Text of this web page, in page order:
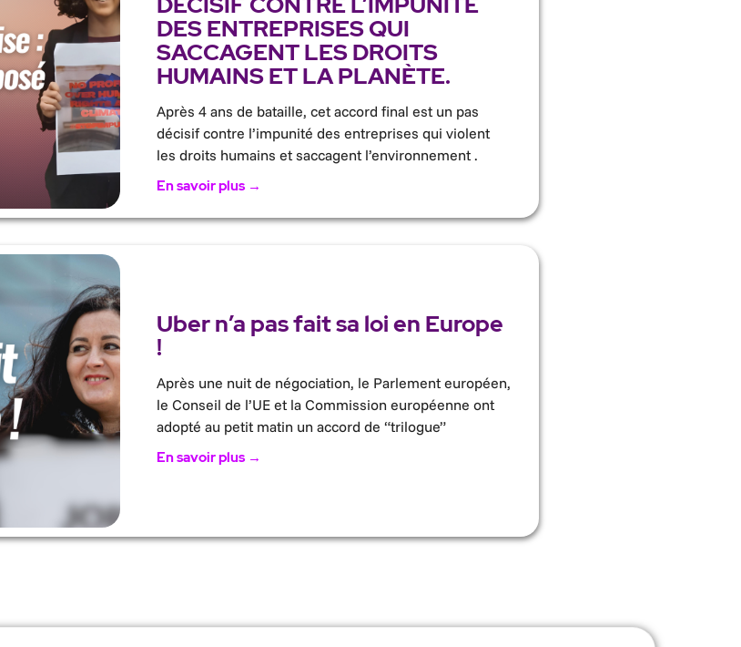
DES ENTREPRISES QUI
SACCAGENT LES DROITS
HUMAINS ET LA PLANÈTE.
Après 4 ans de bataille, cet accord final est un pas
décisif contre l’impunité des entreprises qui violent
les droits humains et saccagent l’environnement .
En savoir plus →
Uber n’a pas fait sa loi en Europe
!
Après une nuit de négociation, le Parlement européen,
le Conseil de l’UE et la Commission européenne ont
adopté au petit matin un accord de “trilogue”
En savoir plus →